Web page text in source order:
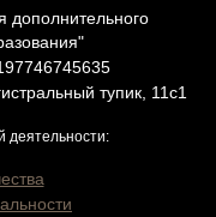
тупик, 11с1
деятельности: